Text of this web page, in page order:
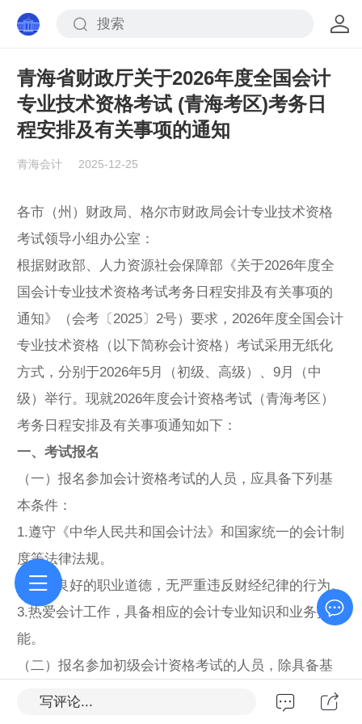
青海省财政厅关于2026年度全国会计
专业技术资格考试 (青海考区)考务日
程安排及有关事项的通知
青海会计 2025-12-25
各市（州）财政局、格尔市财政局会计专业技术资格
考试领导小组办公室：
根据财政部、人力资源社会保障部《关于2026年度全
国会计专业技术资格考试考务日程安排及有关事项的
通知》（会考〔2025〕2号）要求，2026年度全国会计
专业技术资格（以下简称会计资格）考试采用无纸化
方式，分别于2026年5月（初级、高级）、9月（中
级）举行。现就2026年度会计资格考试（青海考区）
考务日程安排及有关事项通知如下：
一、考试报名
（一）报名参加会计资格考试的人员，应具备下列基
本条件：
1.遵守《中华人民共和国会计法》和国家统一的会计制
度等法律法规。
2.具备良好的职业道德，无严重违反财经纪律的行为。
3.热爱会计工作，具备相应的会计专业知识和业务技
能。
（二）报名参加初级会计资格考试的人员，除具备基
本条件外，还必须具备高中毕业（含高中、中专、职
写评论...